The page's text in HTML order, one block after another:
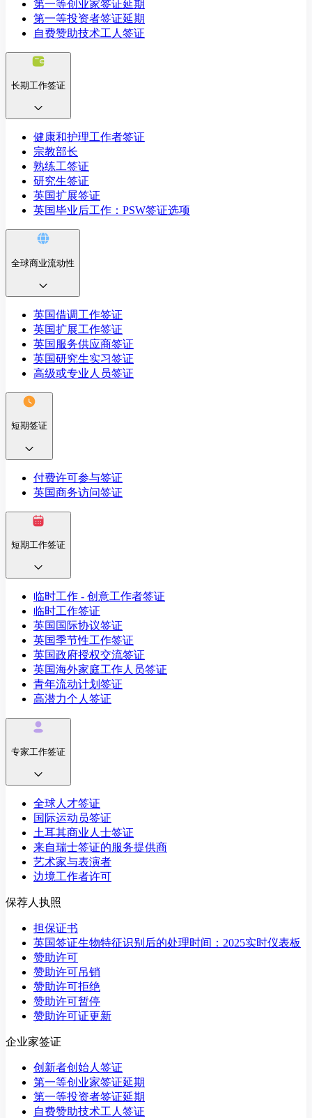
第一等创业家签证延期
第一等投资者签证延期
自费赞助技术工人签证
长期工作签证
健康和护理工作者签证
宗教部长
熟练工签证
研究生签证
英国扩展签证
英国毕业后工作：PSW签证选项
全球商业流动性
英国借调工作签证
英国扩展工作签证
英国服务供应商签证
英国研究生实习签证
高级或专业人员签证
短期签证
付费许可参与签证
英国商务访问签证
短期工作签证
临时工作 - 创意工作者签证
临时工作签证
英国国际协议签证
英国季节性工作签证
英国政府授权交流签证
英国海外家庭工作人员签证
青年流动计划签证
高潜力个人签证
专家工作签证
全球人才签证
国际运动员签证
土耳其商业人士签证
来自瑞士签证的服务提供商
艺术家与表演者
边境工作者许可
保荐人执照
担保证书
英国签证生物特征识别后的处理时间：2025实时仪表板
赞助许可
赞助许可吊销
赞助许可拒绝
赞助许可暂停
赞助许可证更新
企业家签证
创新者创始人签证
第一等创业家签证延期
第一等投资者签证延期
自费赞助技术工人签证